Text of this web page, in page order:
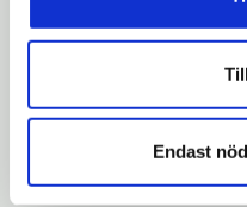
Endast
rätt verktyg och
till en tryggare
alla hjälps åt och att
något vi alla kan
Karlsson.